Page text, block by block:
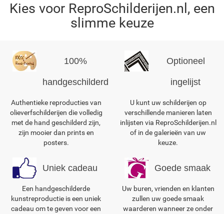
Kies voor ReproSchilderijen.nl, een
slimme keuze
100%
handgeschilderd
Authentieke reproducties van
olieverfschilderijen die volledig
met de hand geschilderd zijn,
zijn mooier dan prints en
posters.
Optioneel
ingelijst
U kunt uw schilderijen op
verschillende manieren laten
inlijsten via ReproSchilderijen.nl
of in de galerieën van uw
keuze.
Uniek cadeau
Een handgeschilderde
kunstreproductie is een uniek
cadeau om te geven voor een
Goede smaak
Uw buren, vrienden en klanten
zullen uw goede smaak
waarderen wanneer ze onder